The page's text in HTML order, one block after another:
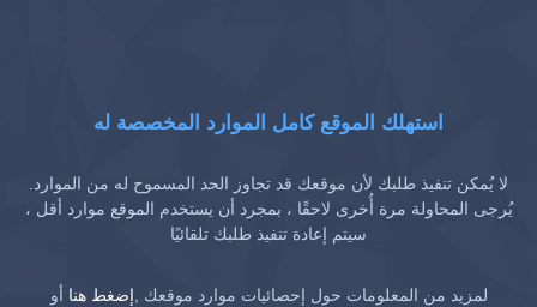
استهلك الموقع كامل الموارد المخصصة له
لا يُمكن تنفيذ طلبك لأن موقعك قد تجاوز الحد المسموح له من الموارد.
يُرجى المحاولة مرة أُخرى لاحقًا ، بمجرد أن يستخدم الموقع موارد أقل ،
سيتم إعادة تنفيذ طلبك تلقائيًا
لمزيد من المعلومات حول إحصائيات موارد موقعك ,إضغط هنا أو